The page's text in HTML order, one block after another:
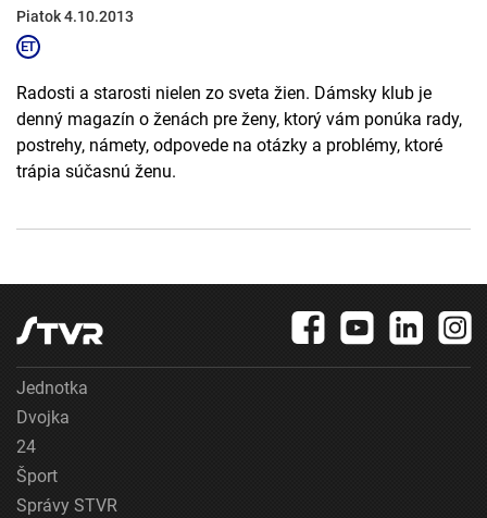
Piatok 4.10.2013
Radosti a starosti nielen zo sveta žien. Dámsky klub je
denný magazín o ženách pre ženy, ktorý vám ponúka rady,
postrehy, námety, odpovede na otázky a problémy, ktoré
trápia súčasnú ženu.
Jednotka
Dvojka
24
Šport
Správy STVR